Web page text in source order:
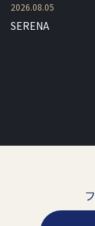
2026.08.05
SERENA